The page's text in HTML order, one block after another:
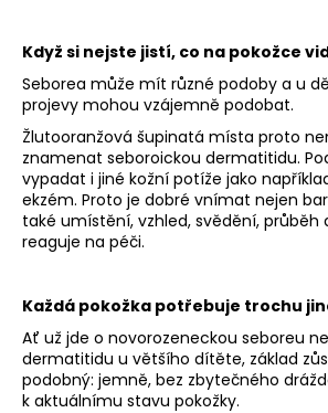
Když si nejste jistí, co na pokožce
Seborea může mít různé podoby a u
projevy mohou vzájemně podobat.
Žlutooranžová šupinatá místa proto
znamenat seboroickou dermatitidu.
vypadat i jiné kožní potíže jako
ekzém. Proto je dobré vnímat nejen
také umístění, vzhled, svědění, průběh
reaguje na péči.
Každá pokožka potřebuje trochu
Ať už jde o novorozeneckou seboreu
dermatitidu u většího dítěte, základ
podobný: jemně, bez zbytečného
k aktuálnímu stavu pokožky.